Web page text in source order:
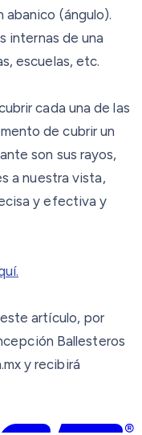
abanico (ángulo).
internas de una
escuelas, etc.
cada una de las
de cubrir un
son sus rayos,
a nuestra vista,
y efectiva y
artículo, por
Ballesteros
y recibirá